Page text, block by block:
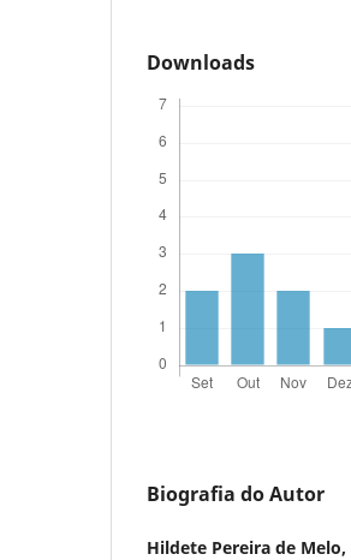
Downloads
Biografia do Autor
Hildete Pereira de Melo,